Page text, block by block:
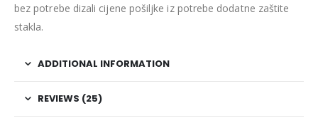
bez potrebe dizali cijene pošiljke iz potrebe dodatne zaštite
stakla.
ADDITIONAL INFORMATION
REVIEWS (25)